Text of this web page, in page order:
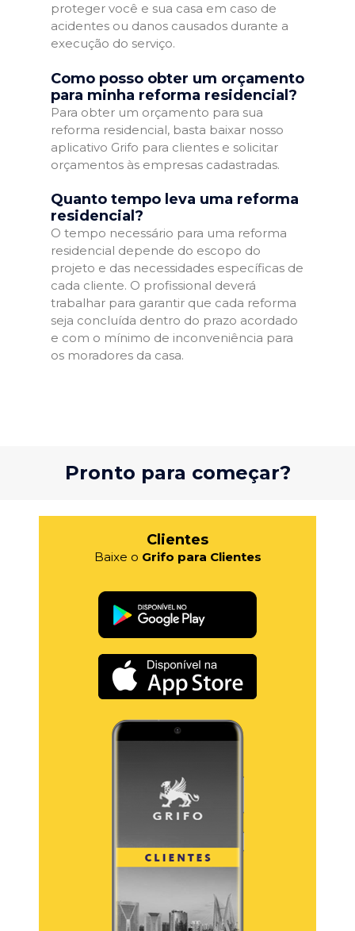
proteger você e sua casa em caso de
acidentes ou danos causados durante a
execução do serviço.
Como posso obter um orçamento
para minha reforma residencial?
Para obter um orçamento para sua
reforma residencial, basta baixar nosso
aplicativo Grifo para clientes e solicitar
orçamentos às empresas cadastradas.
Quanto tempo leva uma reforma
residencial?
O tempo necessário para uma reforma
residencial depende do escopo do
projeto e das necessidades específicas de
cada cliente. O profissional deverá
trabalhar para garantir que cada reforma
seja concluída dentro do prazo acordado
e com o mínimo de inconveniência para
os moradores da casa.
Pronto para começar?
Clientes
Baixe o Grifo para Clientes